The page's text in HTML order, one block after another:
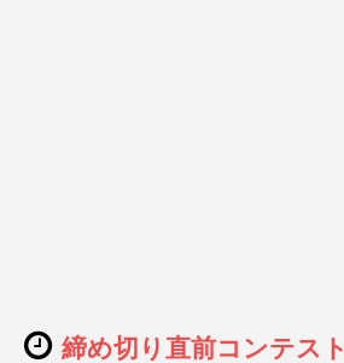
締め切り直前コンテスト